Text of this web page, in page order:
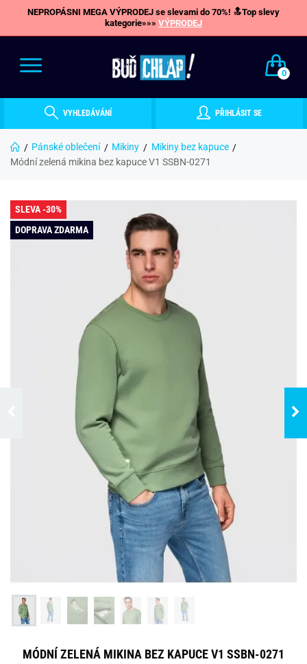
NEPROPÁSNI MEGA VÝPRODEJ se slevami do 70%! 🔝Top slevy
kategorie»»» VÝPRODEJ
0
VYHLEDÁVÁNÍ PŘIHLÁSIT SE
Pánské oblečení Mikiny
Mikiny bez kapuce
Módní zelená mikina bez kapuce V1 SSBN-0271
SLEVA -30%
DOPRAVA ZDARMA
MÓDNÍ ZELENÁ MIKINA BEZ KAPUCE V1 SSBN-0271